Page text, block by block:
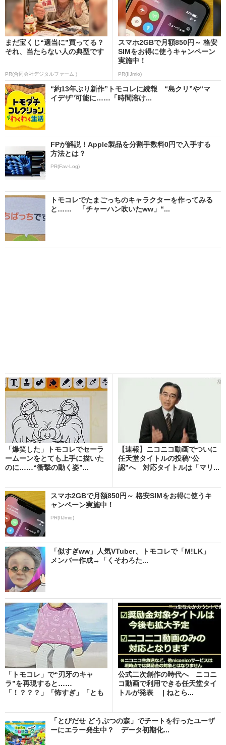
まだ宝くじ“適当に”買ってる？
それ、当たらない人の典型です
PR(合同会社デジタルファーム )
スマホ2GBで月額850円～ 格安
SIMをお得に使うキャンペーン
実施中！
PR(IIJmio)
“約13年ぶり新作”トモコレに続報 “島クリ”や“マ
イデザ”可能に……「時間溶け...
FPが解説！Apple製品を分割手数料0円で入手する
方法とは？
PR(Fav-Log)
トモコレでたまごっちのキャラクターを作ってみる
と…… 「チャーハン吹いたww」“...
「爆笑した」トモコレでセーラ
ームーンをとても上手に描いた
のに……“衝撃の動く姿”...
【速報】ニコニコ動画でついに
任天堂タイトルの投稿“公
認”へ 対応タイトルは「マリ...
スマホ2GBで月額850円～ 格安SIMをお得に使うキ
ャンペーン実施中！
PR(IIJmio)
「似すぎww」人気VTuber、トモコレで「M!LK」
メンバー作成→「くそわろた...
「トモコレ」で“刃牙のキャ
ラ”を再現すると……
「！？？？」「怖すぎ」「とも
公式二次創作の時代へ ニコニ
コ動画で利用できる任天堂タイ
トルが発表 | ねとら...
「とびだせ どうぶつの森」でチートを行ったユーザ
ーにエラー発生中？ データ初期化...